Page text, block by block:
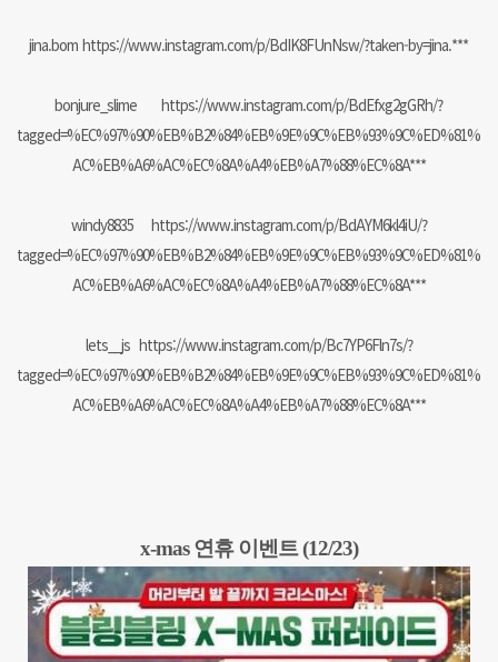
jina.bom https://www.instagram.com/p/BdIK8FUnNsw/?taken-by=jina.***
bonjure_slime
https://www.instagram.com/p/BdEfxg2gGRh/?
tagged=%EC%97%90%EB%B2%84%EB%9E%9C%EB%93%9C%ED%81%
AC%EB%A6%AC%EC%8A%A4%EB%A7%88%EC%8A***
windy8835
https://www.instagram.com/p/BdAYM6kl4iU/?
tagged=%EC%97%90%EB%B2%84%EB%9E%9C%EB%93%9C%ED%81%
AC%EB%A6%AC%EC%8A%A4%EB%A7%88%EC%8A***
lets__js https://www.instagram.com/p/Bc7YP6Fln7s/?
tagged=%EC%97%90%EB%B2%84%EB%9E%9C%EB%93%9C%ED%81%
AC%EB%A6%AC%EC%8A%A4%EB%A7%88%EC%8A***
x-mas 연휴 이벤트 (12/23)